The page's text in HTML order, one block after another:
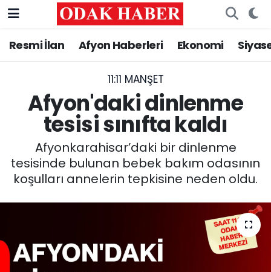
Resmi İlan Afyon Haberleri Ekonomi
11:11 MANŞET
Afyon'daki dinlenme
tesisi sınıfta kaldı
Afyonkarahisar’daki bir dinlenme
tesisinde bulunan bebek bakım odasının
koşulları annelerin tepkisine neden oldu.
AFYONKARAHİSAR HABERLERİ
ASAYİŞ
SİYASET
EĞİTİM
SAĞLIK
Afyonkarahisar Nöbetçi Eczaneler
Afyonkarahisar Hava Durumu
Afyonkarahisar Namaz Vakitleri
Süper Lig Puan Durumu ve Fikstür
Tüm Manşetler
Haber Arşivi